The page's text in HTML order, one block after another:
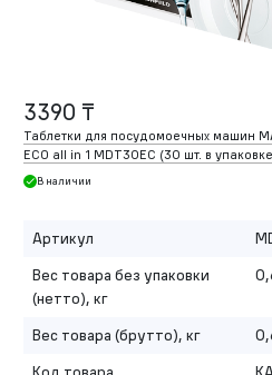
3390 ₸
Таблетки для посудомоечных машин
ECO all in 1 MDT30EC (30 шт. в
В наличии
Артикул
Вес товара без упаковки
(нетто), кг
Вес товара (брутто), кг